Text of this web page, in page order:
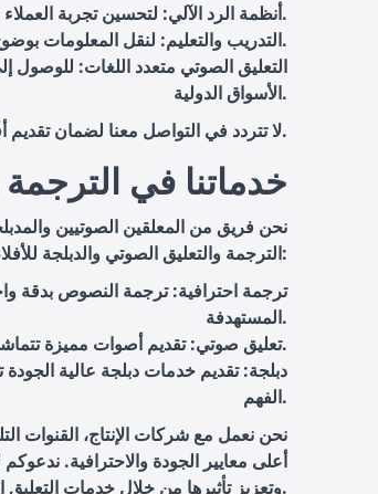
أنظمة الرد الآلي: لتحسين تجربة العملاء وتقديم خدمة فعالة ومريحة.
التدريب والتعليم: لنقل المعلومات بوضوح ودقة.
التعليق الصوتي متعدد اللغات: للوصول
الأسواق الدولية.
لا تتردد في التواصل معنا لضمان تقديم أفضل تجربة صوتية لمشاريعك وزيادة أرباح شركتك.
خدماتنا في الترجمة
نحن فريق من المعلقين الصوتيين
الترجمة والتعليق الصوتي والدبلجة للأفلام ومقاطع الفيديو. نقدم حلولاً متكاملة تتضمن:
ترجمة احترافية: ترجمة النصوص بدقة
المستهدفة.
تعليق صوتي: تقديم أصوات مميزة تتماشى مع محتوى الفيديو واحتياجات العميل.
دبلجة: تقديم خدمات دبلجة عالية
الفهم.
نحن نعمل مع شركات الإنتاج، القنوات
أعلى معايير الجودة والاحترافية.
وتعزيز تأثيرها من خلال خدمات التعليق الصوتي الاحترافي.